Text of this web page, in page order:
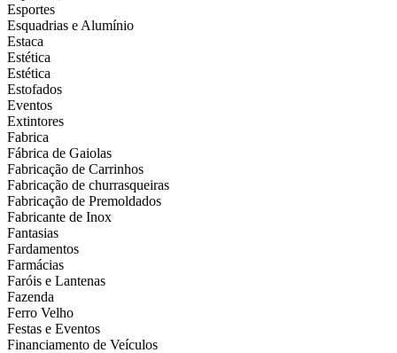
Esportes
Esquadrias e Alumínio
Estaca
Estética
Estética
Estofados
Eventos
Extintores
Fabrica
Fábrica de Gaiolas
Fabricação de Carrinhos
Fabricação de churrasqueiras
Fabricação de Premoldados
Fabricante de Inox
Fantasias
Fardamentos
Farmácias
Faróis e Lantenas
Fazenda
Ferro Velho
Festas e Eventos
Financiamento de Veículos